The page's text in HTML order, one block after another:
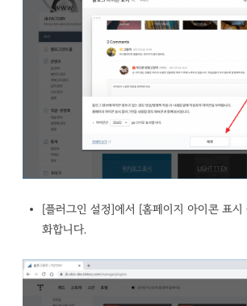
[플러그인 설정]에서 [홈페이지 아이콘 표시
화합니다.